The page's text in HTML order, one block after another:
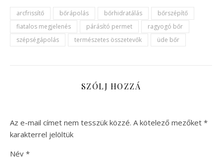
arcfrissítő bőrápolás bőrhidratálás
bőrszépítő
fiatalos megjelenés
párásító permet
ragyogó bőr
szépségápolás
természetes összetevők üde bőr
SZÓLJ HOZZÁ
Az e-mail címet nem tesszük közzé. A kötelező mezőket *
karakterrel jelöltük
Név *